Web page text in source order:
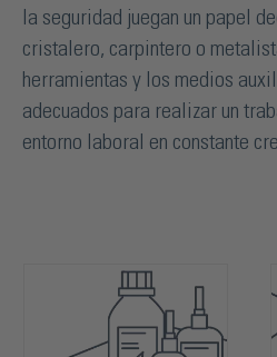
la seguridad juegan un papel
cristalero, carpintero o
herramientas y los medios
adecuados para realizar un
entorno laboral en constante